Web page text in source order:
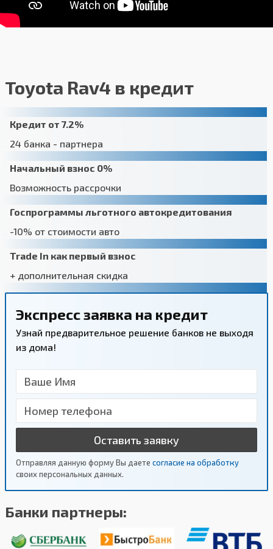
Toyota Rav4 в кредит
Кредит от 7.2%
24 банка - партнера
Начальный взнос 0%
Возможность рассрочки
Госпрограммы льготного автокредитования
-10% от стоимости авто
Trade In как первый взнос
+ дополнительная скидка
Экспресс заявка на кредит
Узнай предварительное решение банков не выходя
из дома!
Оставить заявку
Отправляя данную форму Вы даете согласие на обработку
своих персональных данных.
Банки партнеры: